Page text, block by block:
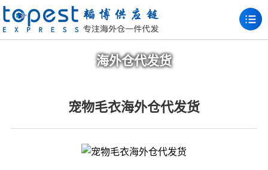
海外仓代发货
宠物毛衣海外仓代发货